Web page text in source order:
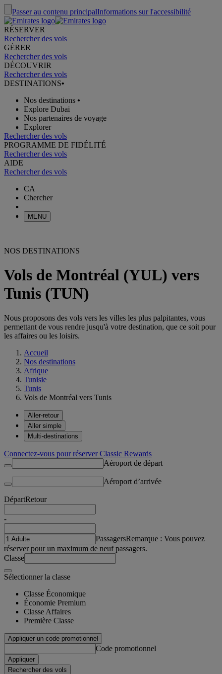
Passer au contenu principalInformations sur l'accessibilité
RÉSERVER
Rechercher des vols
GÉRER
Rechercher des vols
DÉCOUVRIR
Rechercher des vols
DESTINATIONS•
Nos destinations •
Explore Dubai
Nos partenaires de voyage
Explorer
Rechercher des vols
PROGRAMME DE FIDÉLITÉ
Rechercher des vols
AIDE
Rechercher des vols
CA
Chercher
MENU
NOS DESTINATIONS
Vols de Montréal (YUL) vers
Tunis (TUN)
Nous proposons des vols vers les villes les plus palpitantes, vous
permettant de vous rendre jusqu'à votre destination, que ce soit pour
les affaires ou les loisirs.
Accueil
Nos destinations
Afrique
Tunisie
Tunis
Vols de Montréal vers Tunis
Aller-retour
Aller simple
Multi-destinations
Connectez-vous pour réserver Classic Rewards
Aéroport de départ
Aéroport d’arrivée
DépartRetour
-
PassagersRemarque : Vous pouvez
réserver pour un maximum de neuf passagers.
Classe
Sélectionner la classe
Classe Économique
Économie Premium
Classe Affaires
Première Classe
Appliquer un code promotionnel
Code promotionnel
Appliquer
Rechercher des vols